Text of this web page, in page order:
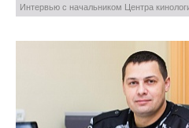
Интервью с начальником Центра